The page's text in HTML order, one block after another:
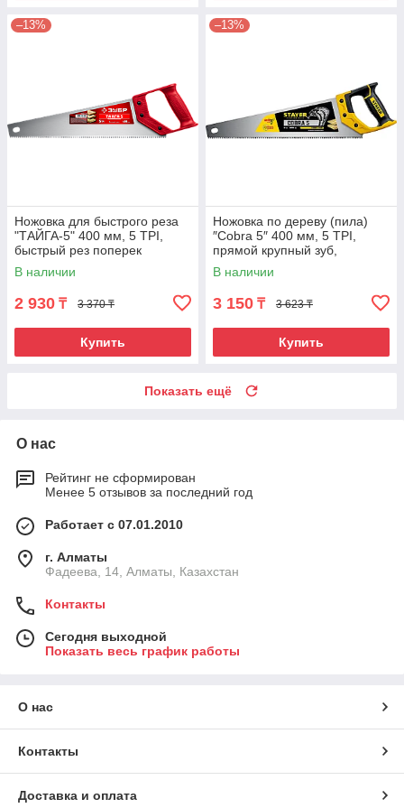
–13%
Ножовка для быстрого реза
"ТАЙГА-5" 400 мм, 5 TPI,
быстрый рез поперек
волокон, для крупных и
средних
В наличии
2 930 ₸ 3 370 ₸
Купить
–13%
Ножовка по дереву (пила)
″Cobra 5″ 400 мм, 5 TPI,
прямой крупный зуб,
быстрый рез поперек
волокон, для крупных
В наличии
3 150 ₸ 3 623 ₸
Купить
Показать ещё
О нас
Рейтинг не сформирован
Менее 5 отзывов за последний год
Работает с 07.01.2010
г. Алматы
Фадеева, 14, Алматы, Казахстан
Контакты
Сегодня выходной
Показать весь график работы
О нас
Контакты
Доставка и оплата